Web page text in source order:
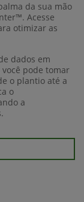
da sua mão
Acesse
otimizar as
dados em
pode tomar
o plantio até a
o
a